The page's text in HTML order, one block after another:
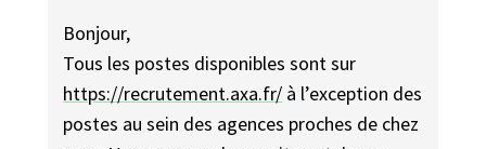
Bonjour,
Tous les postes disponibles sont sur
https://recrutement.axa.fr/ à l’exception des
postes au sein des agences proches de chez